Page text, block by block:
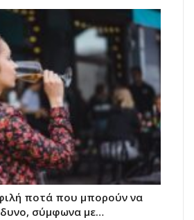
ποτά που μπορούν να
σύμφωνα με…